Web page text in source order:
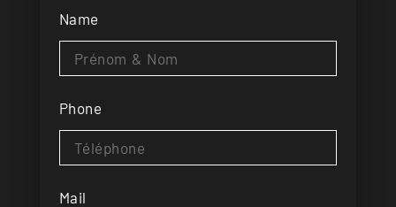
Name
Phone
Mail